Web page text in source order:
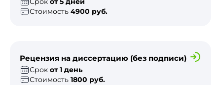
Стоимость 4900 руб.
Рецензия на диссертацию (без подписи)
Срок от 1 день
Стоимость 1800 руб.